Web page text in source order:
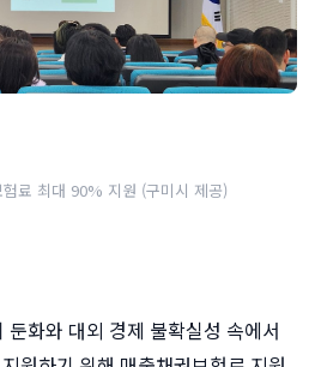
료 최대 90% 지원 (구미시 제공)
화와 대외 경제 불확실성 속에서